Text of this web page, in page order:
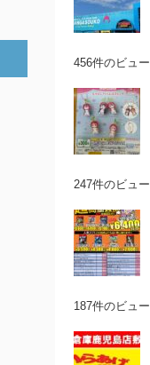
456件のビュー
247件のビュー
187件のビュー